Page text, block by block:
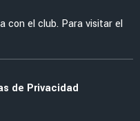
Almada sobre la
ante San Diego